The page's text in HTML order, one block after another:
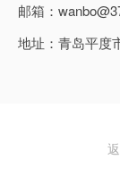
邮箱：
地址： 青岛平度